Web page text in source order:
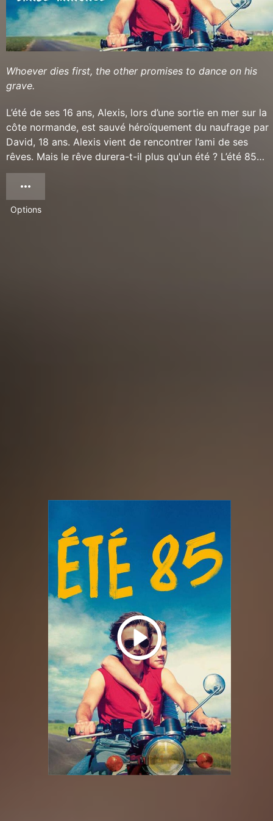
Whoever dies first, the other promises to dance on his
grave.
L’été de ses 16 ans, Alexis, lors d’une sortie en mer sur la
côte normande, est sauvé héroïquement du naufrage par
David, 18 ans. Alexis vient de rencontrer l’ami de ses
rêves. Mais le rêve durera-t-il plus qu'un été ? L’été 85…
Options